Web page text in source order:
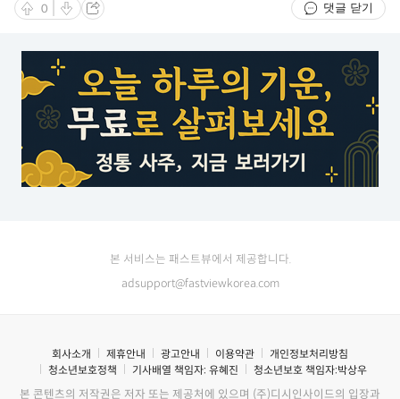
0 댓글 닫기
본 서비스는 패스트뷰에서 제공합니다.
adsupport@fastviewkorea.com
회사소개 제휴안내 광고안내 이용약관
개인정보처리방침
청소년보호정책
기사배열 책임자: 유혜진 청소년보호 책임자:박상우
본 콘텐츠의 저작권은 저자 또는 제공처에 있으며 (주)디시인사이드의 입장과